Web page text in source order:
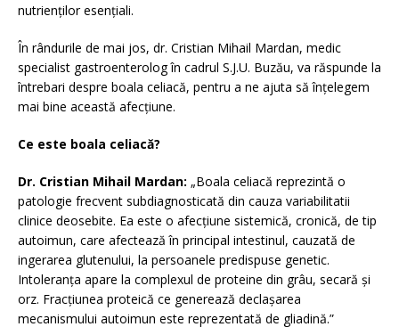
nutrienților esențiali.
În rândurile de mai jos, dr. Cristian Mihail Mardan, medic
specialist gastroenterolog în cadrul S.J.U. Buzău, va răspunde la
întrebari despre boala celiacă, pentru a ne ajuta să înțelegem
mai bine această afecțiune.
Ce este boala celiacă?
Dr. Cristian Mihail Mardan: „Boala celiacă reprezintă o
patologie frecvent subdiagnosticată din cauza variabilitatii
clinice deosebite. Ea este o afecțiune sistemică, cronică, de tip
autoimun, care afectează în principal intestinul, cauzată de
ingerarea glutenului, la persoanele predispuse genetic.
Intoleranța apare la complexul de proteine din grâu, secară și
orz. Fracțiunea proteică ce generează declașarea
mecanismului autoimun este reprezentată de gliadină.”